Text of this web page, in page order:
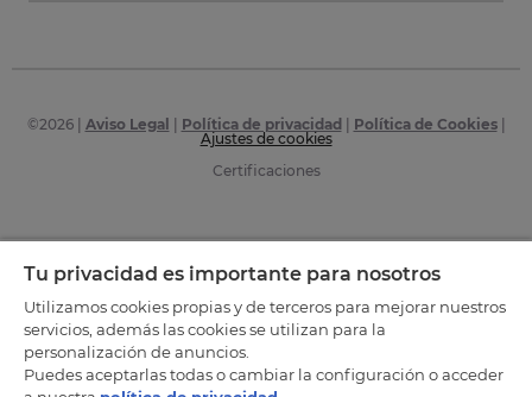
©2026| Aviso Legal Política de privacidad Política de Cookies|
Ajustes de cookies
Certificaciones
Tu privacidad es importante para nosotros
Utilizamos cookies propias y de terceros para mejorar nuestros
servicios, además las cookies se utilizan para la
personalización de anuncios.
Puedes aceptarlas todas o cambiar la configuración o acceder